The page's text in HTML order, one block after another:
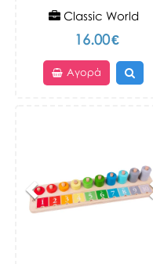
Classic World
16.00€
Αγορά